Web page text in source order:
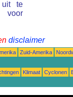
uit te
voor
disclaimer
Zuid-Amerika
Klimaat Cyclonen